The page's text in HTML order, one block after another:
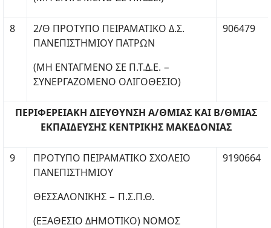
8
2/Θ ΠΡΟΤΥΠΟ ΠΕΙΡΑΜΑΤΙΚΟ Δ.Σ.
ΠΑΝΕΠΙΣΤΗΜΙΟΥ ΠΑΤΡΩΝ
(ΜΗ ΕΝΤΑΓΜΕΝΟ ΣΕ Π.Τ.Δ.Ε. −
ΣΥΝΕΡΓΑΖΟΜΕΝΟ ΟΛΙΓΟΘΕΣΙΟ)
906479
ΠΕΡΙΦΕΡΕΙΑΚΗ ΔΙΕΥΘΥΝΣΗ Α/ΘΜΙΑΣ ΚΑΙ Β/ΘΜΙΑΣ
ΕΚΠΑΙΔΕΥΣΗΣ ΚΕΝΤΡΙΚΗΣ ΜΑΚΕΔΟΝΙΑΣ
9
ΠΡΟΤΥΠΟ ΠΕΙΡΑΜΑΤΙΚΟ ΣΧΟΛΕΙΟ
ΠΑΝΕΠΙΣΤΗΜΙΟΥ
ΘΕΣΣΑΛΟΝΙΚΗΣ − Π.Σ.Π.Θ.
(ΕΞΑΘΕΣΙΟ ΔΗΜΟΤΙΚΟ) ΝΟΜΟΣ
9190664